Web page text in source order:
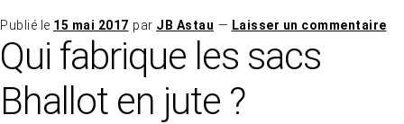
Publié le 15 mai 2017 par JB Astau — Laisser un commentaire
Qui fabrique les sacs
Bhallot en jute ?